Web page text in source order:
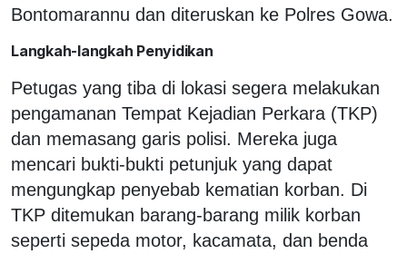
Bontomarannu dan diteruskan ke Polres Gowa.
Langkah-langkah Penyidikan
Petugas yang tiba di lokasi segera melakukan
pengamanan Tempat Kejadian Perkara (TKP)
dan memasang garis polisi. Mereka juga
mencari bukti-bukti petunjuk yang dapat
mengungkap penyebab kematian korban. Di
TKP ditemukan barang-barang milik korban
seperti sepeda motor, kacamata, dan benda